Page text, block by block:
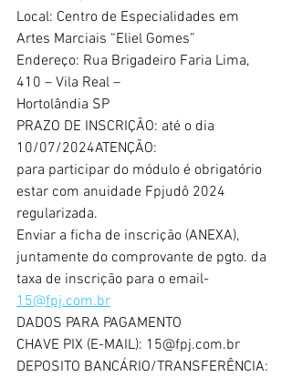
Local: Centro de Especialidades em
Artes Marciais “Eliel Gomes”
Endereço: Rua Brigadeiro Faria Lima,
410 – Vila Real –
Hortolândia SP
PRAZO DE INSCRIÇÃO: até o dia
10/07/2024ATENÇÃO:
para participar do módulo é obrigatório
estar com anuidade Fpjudô 2024
regularizada.
Enviar a ficha de inscrição (ANEXA),
juntamente do comprovante de pgto. da
taxa de inscrição para o email-
15@fpj.com.br
DADOS PARA PAGAMENTO
CHAVE PIX (E-MAIL): 15@fpj.com.br
DEPOSITO BANCÁRIO/TRANSFERÊNCIA: